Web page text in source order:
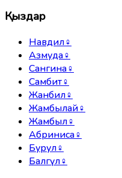
Қыздар
Навдил♀
Азмуда♀
Сангина♀
Самбит♀
Жанбил♀
Жамбылай♀
Жамбыл♀
Абриниса♀
Бурул♀
Балгүл♀